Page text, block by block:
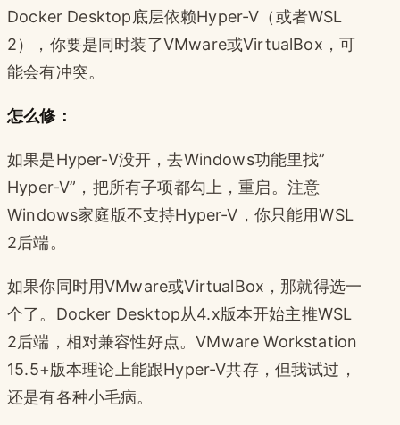
Docker Desktop底层依赖Hyper-V（或者WSL
2），你要是同时装了VMware或VirtualBox，可
能会有冲突。
怎么修：
如果是Hyper-V没开，去Windows功能里找”
Hyper-V”，把所有子项都勾上，重启。注意
Windows家庭版不支持Hyper-V，你只能用WSL
2后端。
如果你同时用VMware或VirtualBox，那就得选一
个了。Docker Desktop从4.x版本开始主推WSL
2后端，相对兼容性好点。VMware Workstation
15.5+版本理论上能跟Hyper-V共存，但我试过，
还是有各种小毛病。